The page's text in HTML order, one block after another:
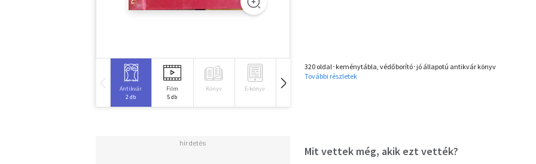
Antikvár
2 db
Film
5 db
Könyv E-könyv Idegen nyelvű
320 oldal･keménytábla, védőborító･jó állapotú antikvár könyv
További részletek
Mit vettek még, akik ezt vették?